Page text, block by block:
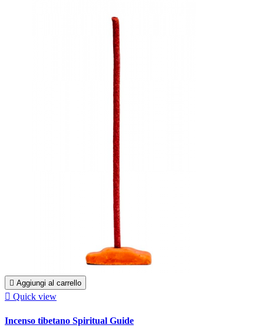
 Aggiungi al carrello
 Quick view
Incenso tibetano Spiritual Guide